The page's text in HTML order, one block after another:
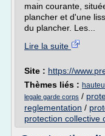
main courante,
plancher et d'une
du plancher. Les...
Lire la suite
Site : https://
Thèmes liés :
legale garde corps /
reglementation /
protection collective